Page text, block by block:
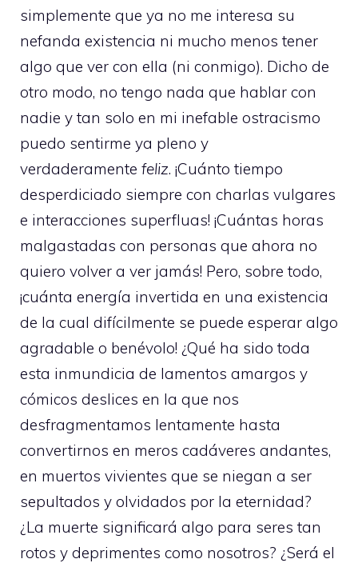
simplemente que ya no me interesa su
nefanda existencia ni mucho menos tener
algo que ver con ella (ni conmigo). Dicho de
otro modo, no tengo nada que hablar con
nadie y tan solo en mi inefable ostracismo
puedo sentirme ya pleno y
verdaderamente feliz. ¡Cuánto tiempo
desperdiciado siempre con charlas vulgares
e interacciones superfluas! ¡Cuántas horas
malgastadas con personas que ahora no
quiero volver a ver jamás! Pero, sobre todo,
¡cuánta energía invertida en una existencia
de la cual difícilmente se puede esperar algo
agradable o benévolo! ¿Qué ha sido toda
esta inmundicia de lamentos amargos y
cómicos deslices en la que nos
desfragmentamos lentamente hasta
convertirnos en meros cadáveres andantes,
en muertos vivientes que se niegan a ser
sepultados y olvidados por la eternidad?
¿La muerte significará algo para seres tan
rotos y deprimentes como nosotros? ¿Será el